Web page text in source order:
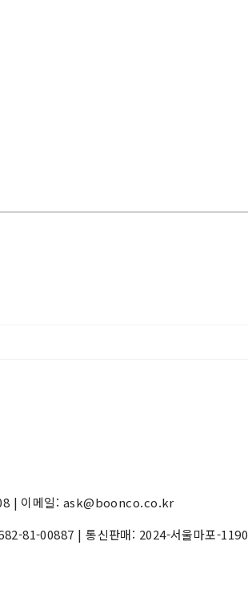
| 이메일: ask@boonco.co.kr
81-00887 | 통신판매: 2024-서울마포-1190